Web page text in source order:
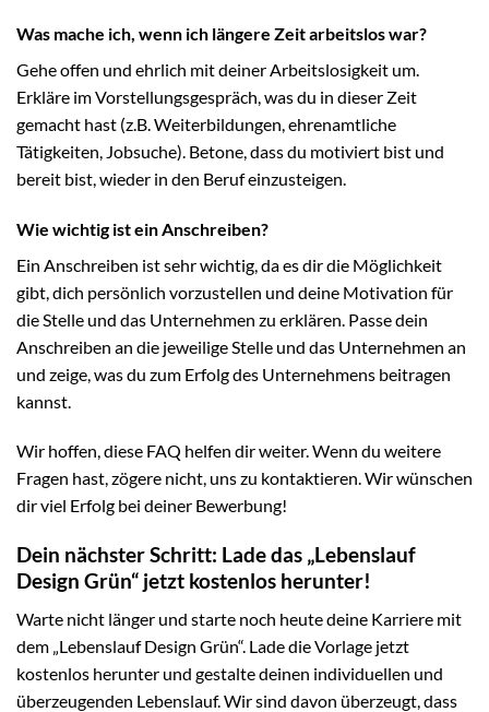
Was mache ich, wenn ich längere Zeit arbeitslos war?
Gehe offen und ehrlich mit deiner Arbeitslosigkeit um.
Erkläre im Vorstellungsgespräch, was du in dieser Zeit
gemacht hast (z.B. Weiterbildungen, ehrenamtliche
Tätigkeiten, Jobsuche). Betone, dass du motiviert bist und
bereit bist, wieder in den Beruf einzusteigen.
Wie wichtig ist ein Anschreiben?
Ein Anschreiben ist sehr wichtig, da es dir die Möglichkeit
gibt, dich persönlich vorzustellen und deine Motivation für
die Stelle und das Unternehmen zu erklären. Passe dein
Anschreiben an die jeweilige Stelle und das Unternehmen an
und zeige, was du zum Erfolg des Unternehmens beitragen
kannst.
Wir hoffen, diese FAQ helfen dir weiter. Wenn du weitere
Fragen hast, zögere nicht, uns zu kontaktieren. Wir wünschen
dir viel Erfolg bei deiner Bewerbung!
Dein nächster Schritt: Lade das „Lebenslauf
Design Grün“ jetzt kostenlos herunter!
Warte nicht länger und starte noch heute deine Karriere mit
dem „Lebenslauf Design Grün“. Lade die Vorlage jetzt
kostenlos herunter und gestalte deinen individuellen und
überzeugenden Lebenslauf. Wir sind davon überzeugt, dass